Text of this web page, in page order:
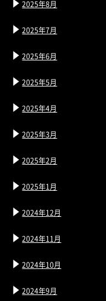
2025年8月
2025年7月
2025年6月
2025年5月
2025年4月
2025年3月
2025年2月
2025年1月
2024年12月
2024年11月
2024年10月
2024年9月